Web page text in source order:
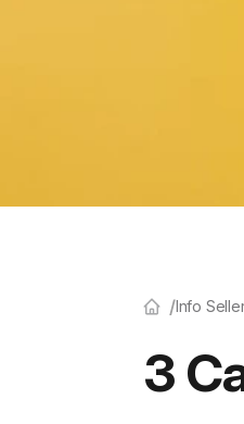
Info
3